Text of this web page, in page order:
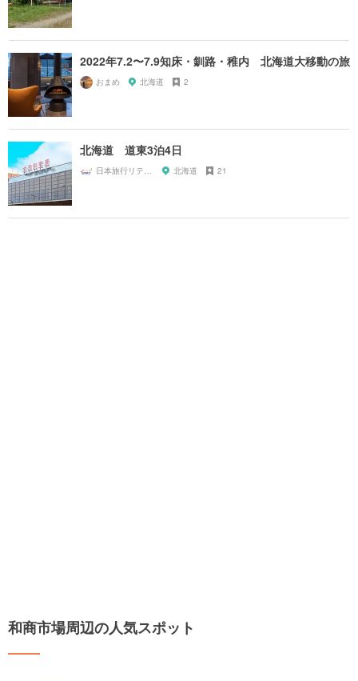
2022年7.2〜7.9知床・釧路・稚内 北海道大移動の旅
おまめ 北海道 2
北海道 道東3泊4日
日本旅行リテイリングいい旅予約センター 北海道 21
和商市場周辺の人気スポット